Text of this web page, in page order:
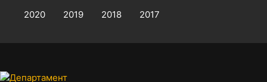
2020 2019 2018 2017